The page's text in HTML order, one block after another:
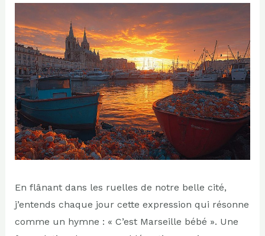
En flânant dans les ruelles de notre belle cité,
j’entends chaque jour cette expression qui résonne
comme un hymne : « C’est Marseille bébé ». Une